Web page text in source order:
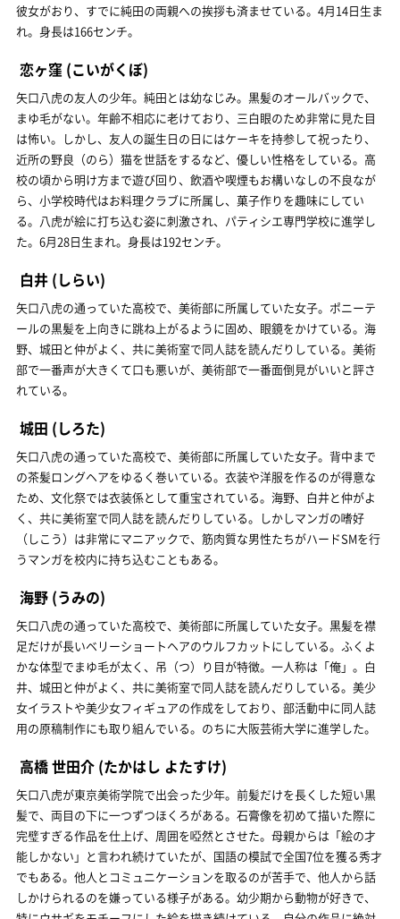
彼女がおり、すでに純田の両親への挨拶も済ませている。4月14日生ま
れ。身長は166センチ。
恋ヶ窪 (こいがくぼ)
矢口八虎の友人の少年。純田とは幼なじみ。黒髪のオールバックで、
まゆ毛がない。年齢不相応に老けており、三白眼のため非常に見た目
は怖い。しかし、友人の誕生日の日にはケーキを持参して祝ったり、
近所の野良（のら）猫を世話をするなど、優しい性格をしている。高
校の頃から明け方まで遊び回り、飲酒や喫煙もお構いなしの不良なが
ら、小学校時代はお料理クラブに所属し、菓子作りを趣味にしてい
る。八虎が絵に打ち込む姿に刺激され、パティシエ専門学校に進学し
た。6月28日生まれ。身長は192センチ。
白井 (しらい)
矢口八虎の通っていた高校で、美術部に所属していた女子。ポニーテ
ールの黒髪を上向きに跳ね上がるように固め、眼鏡をかけている。海
野、城田と仲がよく、共に美術室で同人誌を読んだりしている。美術
部で一番声が大きくて口も悪いが、美術部で一番面倒見がいいと評さ
れている。
城田 (しろた)
矢口八虎の通っていた高校で、美術部に所属していた女子。背中まで
の茶髪ロングヘアをゆるく巻いている。衣装や洋服を作るのが得意な
ため、文化祭では衣装係として重宝されている。海野、白井と仲がよ
く、共に美術室で同人誌を読んだりしている。しかしマンガの嗜好
（しこう）は非常にマニアックで、筋肉質な男性たちがハードSMを行
うマンガを校内に持ち込むこともある。
海野 (うみの)
矢口八虎の通っていた高校で、美術部に所属していた女子。黒髪を襟
足だけが長いベリーショートヘアのウルフカットにしている。ふくよ
かな体型でまゆ毛が太く、吊（つ）り目が特徴。一人称は「俺」。白
井、城田と仲がよく、共に美術室で同人誌を読んだりしている。美少
女イラストや美少女フィギュアの作成をしており、部活動中に同人誌
用の原稿制作にも取り組んでいる。のちに大阪芸術大学に進学した。
高橋 世田介 (たかはし よたすけ)
矢口八虎が東京美術学院で出会った少年。前髪だけを長くした短い黒
髪で、両目の下に一つずつほくろがある。石膏像を初めて描いた際に
完璧すぎる作品を仕上げ、周囲を啞然とさせた。母親からは「絵の才
能しかない」と言われ続けていたが、国語の模試で全国7位を獲る秀才
でもある。他人とコミュニケーションを取るのが苦手で、他人から話
しかけられるのを嫌っている様子がある。幼少期から動物が好きで、